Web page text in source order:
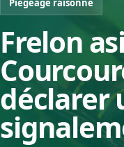
Frelon
déclarer